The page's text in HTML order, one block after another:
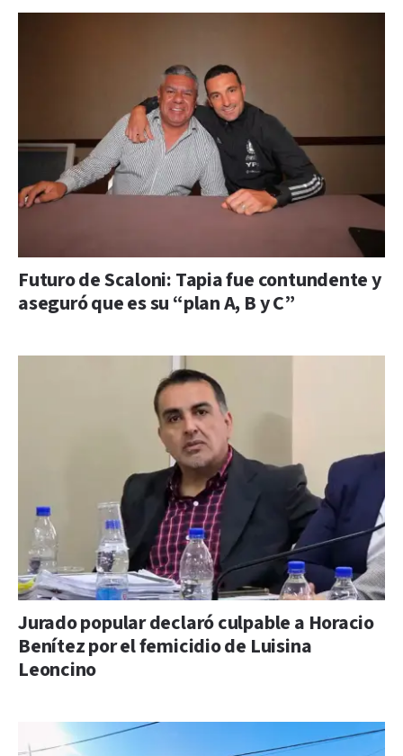
Futuro de Scaloni: Tapia fue contundente y
aseguró que es su “plan A, B y C”
Jurado popular declaró culpable a Horacio
Benítez por el femicidio de Luisina
Leoncino